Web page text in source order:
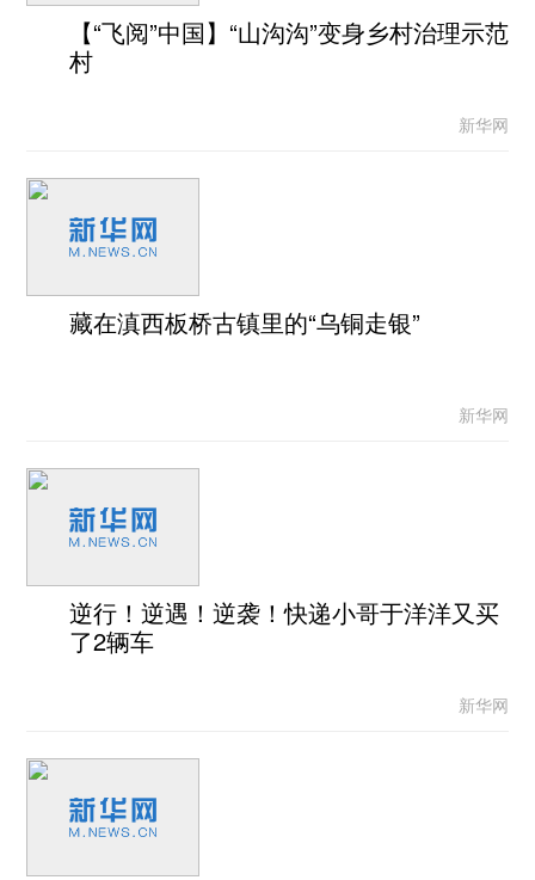
【“飞阅”中国】“山沟沟”变身乡村治理示范
村
新华网
藏在滇西板桥古镇里的“乌铜走银”
新华网
逆行！逆遇！逆袭！快递小哥于洋洋又买
了2辆车
新华网